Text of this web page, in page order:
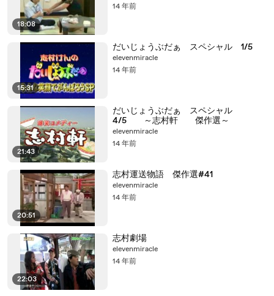
18:08
14 年前
15:31
だいじょうぶだぁ スペシャル 1/5
elevenmiracle
14 年前
21:43
だいじょうぶだぁ スペシャル
4/5 ～志村軒 傑作選～
elevenmiracle
14 年前
20:51
志村運送物語 傑作選#41
elevenmiracle
14 年前
22:03
志村劇場
elevenmiracle
14 年前